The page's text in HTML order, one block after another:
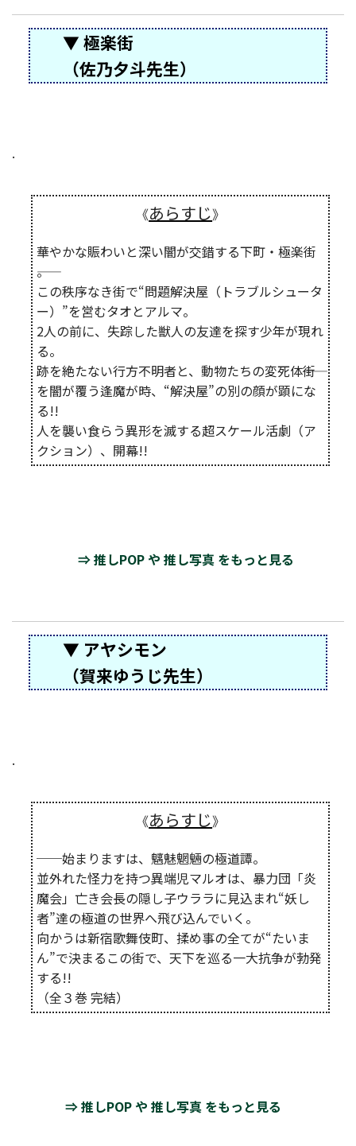
▼ 極楽街
（佐乃夕斗先生）
.
《あらすじ》
華やかな賑わいと深い闇が交錯する下町・極楽街
――。
この秩序なき街で“問題解決屋（トラブルシュータ
ー）”を営むタオとアルマ。
2人の前に、失踪した獣人の友達を探す少年が現れ
る。
跡を絶たない行方不明者と、動物たちの変死体――街
を闇が覆う逢魔が時、“解決屋”の別の顔が顕にな
る!!
人を襲い食らう異形を滅する超スケール活劇（ア
クション）、開幕!!
⇒ 推しPOP や 推し写真 をもっと見る
▼ アヤシモン
（賀来ゆうじ先生）
.
《あらすじ》
──始まりますは、魑魅魍魎の極道譚。
並外れた怪力を持つ異端児マルオは、暴力団「炎
魔会」亡き会長の隠し子ウララに見込まれ“妖し
者”達の極道の世界へ飛び込んでいく。
向かうは新宿歌舞伎町、揉め事の全てが“たいま
ん”で決まるこの街で、天下を巡る一大抗争が勃発
する!!
（全３巻 完結）
⇒ 推しPOP や 推し写真 をもっと見る